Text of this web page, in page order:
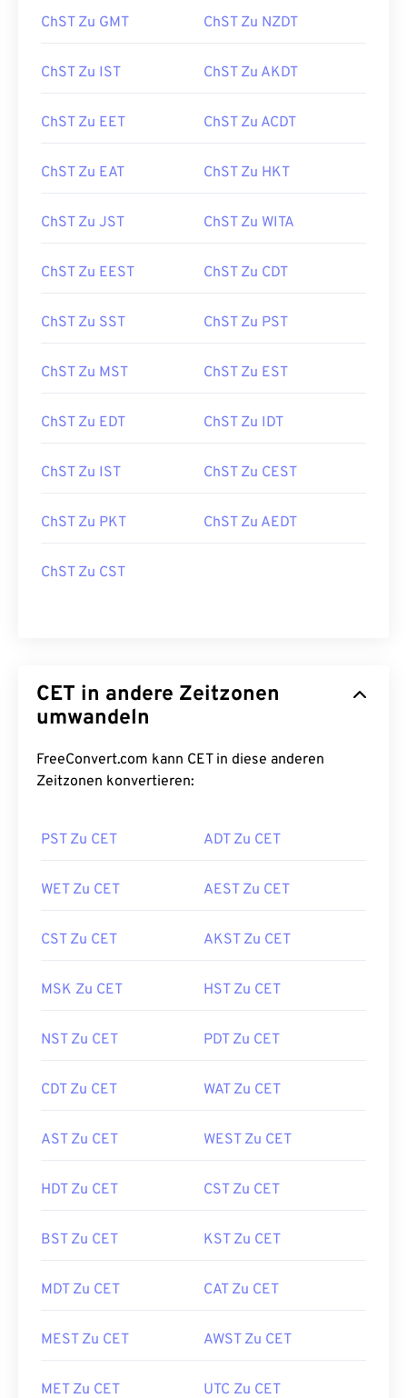
ChST Zu GMT ChST Zu NZDT
ChST Zu IST ChST Zu AKDT
ChST Zu EET ChST Zu ACDT
ChST Zu EAT ChST Zu HKT
ChST Zu JST ChST Zu WITA
ChST Zu EEST ChST Zu CDT
ChST Zu SST ChST Zu PST
ChST Zu MST ChST Zu EST
ChST Zu EDT ChST Zu IDT
ChST Zu IST ChST Zu CEST
ChST Zu PKT ChST Zu AEDT
ChST Zu CST
CET in andere Zeitzonen
umwandeln
FreeConvert.com kann CET in diese anderen
Zeitzonen konvertieren:
PST Zu CET ADT Zu CET
WET Zu CET AEST Zu CET
CST Zu CET AKST Zu CET
MSK Zu CET HST Zu CET
NST Zu CET PDT Zu CET
CDT Zu CET WAT Zu CET
AST Zu CET WEST Zu CET
HDT Zu CET CST Zu CET
BST Zu CET KST Zu CET
MDT Zu CET CAT Zu CET
MEST Zu CET AWST Zu CET
MET Zu CET UTC Zu CET